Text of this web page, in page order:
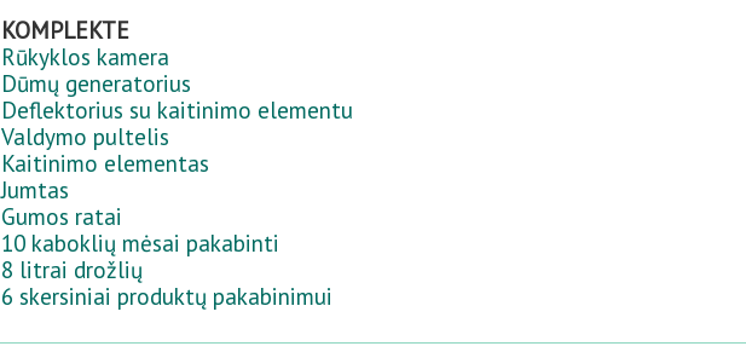
KOMPLEKTE
Rūkyklos kamera
Dūmų generatorius
Deflektorius su kaitinimo elementu
Valdymo pultelis
Kaitinimo elementas
Jumtas
Gumos ratai
10 kaboklių mėsai pakabinti
8 litrai drožlių
6 skersiniai produktų pakabinimui